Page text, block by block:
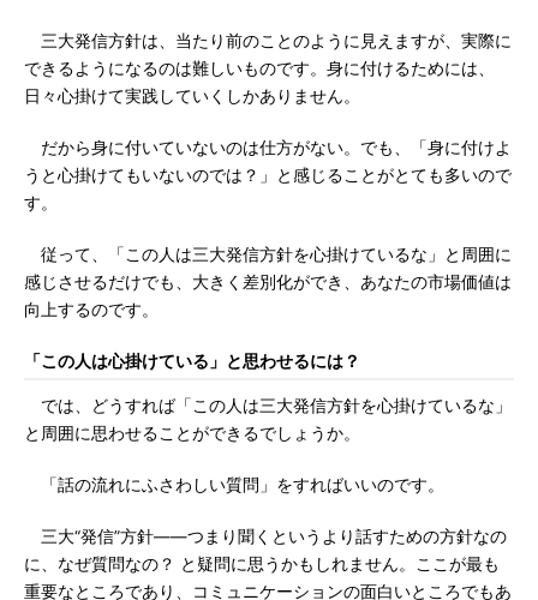
三大発信方針は、当たり前のことのように見えますが、実際に
できるようになるのは難しいものです。身に付けるためには、
日々心掛けて実践していくしかありません。
だから身に付いていないのは仕方がない。でも、「身に付けよ
うと心掛けてもいないのでは？」と感じることがとても多いので
す。
従って、「この人は三大発信方針を心掛けているな」と周囲に
感じさせるだけでも、大きく差別化ができ、あなたの市場価値は
向上するのです。
「この人は心掛けている」と思わせるには？
では、どうすれば「この人は三大発信方針を心掛けているな」
と周囲に思わせることができるでしょうか。
「話の流れにふさわしい質問」をすればいいのです。
三大“発信”方針――つまり聞くというより話すための方針なの
に、なぜ質問なの？ と疑問に思うかもしれません。ここが最も
重要なところであり、コミュニケーションの面白いところでもあ